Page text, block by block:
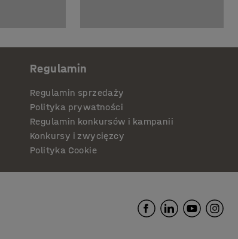
Regulamin
Regulamin sprzedaży
Polityka prywatności
Regulamin konkursów i kampanii
Konkursy i zwycięzcy
Polityka Cookie